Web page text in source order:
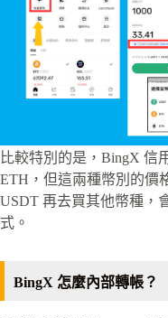
比較特別的是，BingX 信
ETH，但這兩種幣別的價
USDT 再去買其他幣種，
式。
BingX 怎麼內部轉帳？